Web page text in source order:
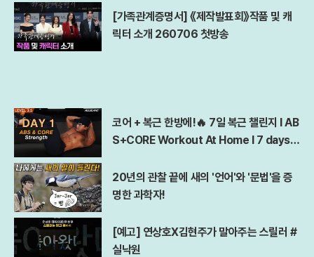
년 7월 29일 수요일
[가족관계증명서] 《제작발표회》작품 및 캐
릭터 소개 260706 첫방송
코어 + 복근 한방에!🔥 7일 복근 챌린지 l AB
S+CORE Workout At Home l 7 days A
20년의 관찰 끝에 새의 '언어'와 '문법'을 증
명한 과학자!
[예고] 연상호X김현주가 말아주는 스릴러 #
실낙원